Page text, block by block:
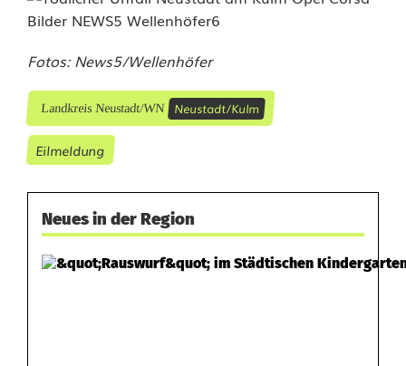
Fotos: News5/Wellenhöfer
Landkreis Neustadt/WN Neustadt/Kulm
Eilmeldung
Neues in der Region